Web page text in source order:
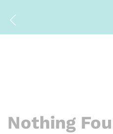
Nothing